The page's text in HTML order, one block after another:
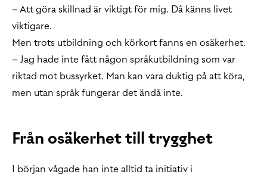
– Att göra skillnad är viktigt för mig. Då känns livet
viktigare.
Men trots utbildning och körkort fanns en osäkerhet.
– Jag hade inte fått någon språkutbildning som var
riktad mot bussyrket. Man kan vara duktig på att köra,
men utan språk fungerar det ändå inte.
Från osäkerhet till trygghet
I början vågade han inte alltid ta initiativ i